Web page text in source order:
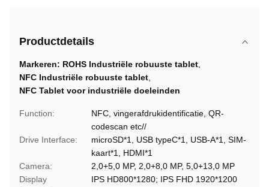
Productdetails
Markeren: ROHS Industriële robuuste tablet
NFC Industriële robuuste tablet
NFC Tablet voor industriële doeleinden
Function:
NFC, vingerafdrukidentificatie, QR-
codescan etc//
Drive Interface:
microSD*1, USB typeC*1, USB-A*1, SIM-
kaart*1, HDMI*1
Camera:
2,0+5,0 MP, 2,0+8,0 MP, 5,0+13,0 MP
Display
IPS HD800*1280; IPS FHD 1920*1200